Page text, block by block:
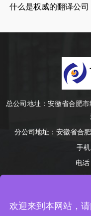
总公司地址： 安徽省合肥
分公司地址： 安徽省合
手机
电
Copyright © 2014-2022
承接合肥、芜湖、蚌埠、
欢迎来到本网站，